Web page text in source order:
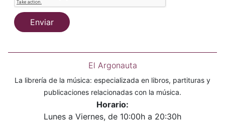
Enviar
El Argonauta
La librería de la música: especializada en libros, partituras y
publicaciones relacionadas con la música.
Horario:
Lunes a Viernes, de 10:00h a 20:30h